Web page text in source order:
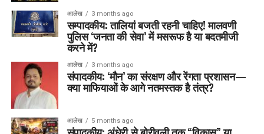
आलेख 3 months ago
सम्पादकीय: तालियां बजती रहनी चाहिए! मालवणी
पुलिस ‘जनता की सेवा’ में मसरूफ है या बदतमीजी
करने में?
आलेख 3 months ago
संपादकीय: ‘मौन’ का संरक्षण और रेंगता प्रशासन—
क्या माफियाओं के आगे नतमस्तक है तंत्र?
आलेख 5 months ago